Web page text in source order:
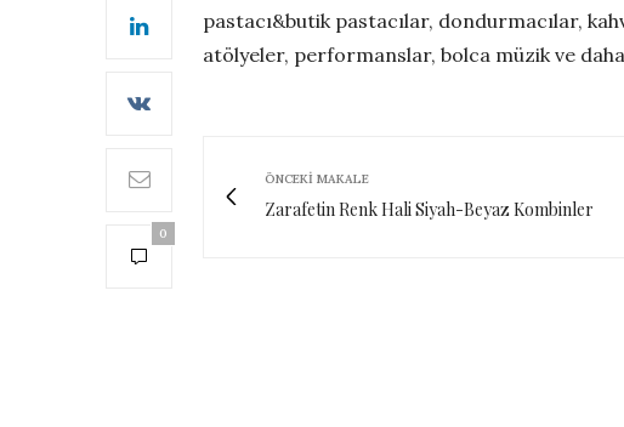
0
pastacı&butik pastacılar, dondurmacılar,
atölyeler, performanslar, bolca müzik ve
ÖNCEKI MAKALE
Zarafetin Renk Hali Siyah-Beyaz Kombinler